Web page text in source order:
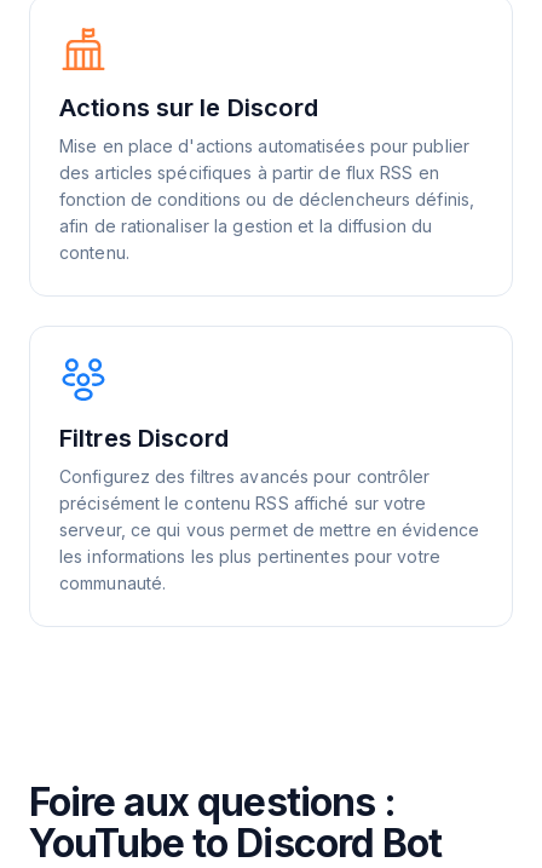
Actions sur le Discord
Mise en place d'actions automatisées pour publier
des articles spécifiques à partir de flux RSS en
fonction de conditions ou de déclencheurs définis,
afin de rationaliser la gestion et la diffusion du
contenu.
Filtres Discord
Configurez des filtres avancés pour contrôler
précisément le contenu RSS affiché sur votre
serveur, ce qui vous permet de mettre en évidence
les informations les plus pertinentes pour votre
communauté.
Foire aux questions :
YouTube to Discord Bot